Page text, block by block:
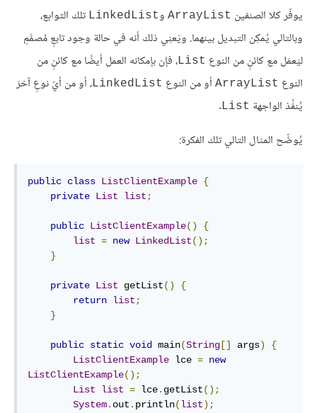
يوفّر كلا الصنفين ArrayList وLinkedList تلك التوابع،
وبالتالي يُمكِن التبديل بينهما. ويَعنِي ذلك أنه في حالة وجود تابعٍ مُصمَّمٍ
ليَعمَل مع كائنٍ من النوع List، فإن بإمكانه العمل أيضًا مع كائنٍ من
النوع ArrayList أو من النوع LinkedList، أو من أيّ نوعٍ آخرَ
يُنفِّذ الواجهة List
.
يُوضِّح المثال التالي تلك الفكرة:
public class ListClientExample {
private List list;
public ListClientExample()
{
list = new LinkedList();
}
private List getList()
{
return list;
}
public static void main(String [] args)
{
ListClientExample lce = new
ListClientExample();
List
list = lce. getList();
System. out . println(list);